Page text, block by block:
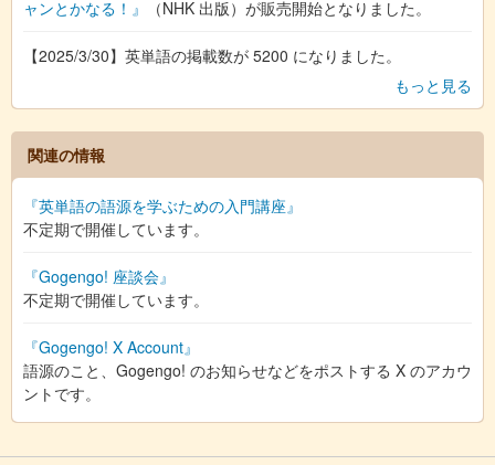
ャンとかなる！』
（NHK 出版）が販売開始となりました。
【2025/3/30】英単語の掲載数が 5200 になりました。
もっと見る
関連の情報
『英単語の語源を学ぶための入門講座』
不定期で開催しています。
『Gogengo! 座談会』
不定期で開催しています。
『Gogengo! X Account』
語源のこと、Gogengo! のお知らせなどをポストする X のアカウ
ントです。